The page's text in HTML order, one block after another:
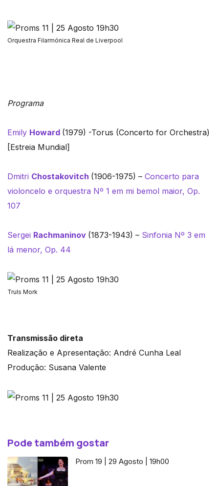
Orquestra Filarmónica Real de Liverpool
Programa
Emily Howard (1979) -Torus (Concerto for Orchestra)
[Estreia Mundial]
Dmitri Chostakovitch (1906-1975) – Concerto para
violoncelo e orquestra Nº 1 em mi bemol maior, Op.
107
Sergei Rachmaninov (1873-1943) – Sinfonia Nº 3 em
lá menor, Op. 44
Truls Mork
Transmissão direta
Realização e Apresentação: André Cunha Leal
Produção: Susana Valente
Pode também gostar
Prom 19 | 29 Agosto | 19h00